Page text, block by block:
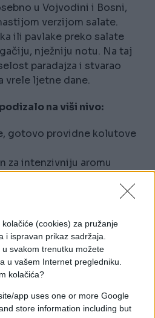
(cookies) za pružanje
i ispravan prikaz sadržaja.
svakom trenutku možete
u vašem Internet pregledniku.
kolačića?
app uses one or more Google
store information including but
u Vojvodini i Bosni,
verzijom salate.
ili pavlake preko salate
nježniju notu. Na taj
paradajza i stvarao
vrele ljetne dane.
na viši nivo:
gotovo providne kolutove
za intenzivniju aromu
jer se paradajz prije
ili frižideru
ukus
ili prstohvata začina za